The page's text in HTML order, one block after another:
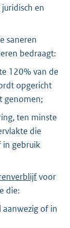
juridisch en
saneren
bedraagt:
120% van de
opgericht
genomen;
ten minste
die
gebruik
voor
die:
of in